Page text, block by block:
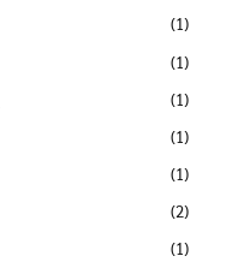
(1)
(1)
(1)
(1)
(1)
(2)
(1)